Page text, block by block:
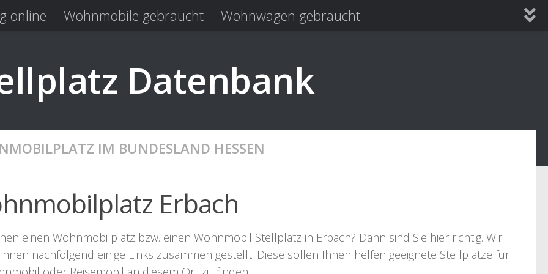
online Wohnmobile gebraucht
Wohnwagen gebraucht
Datenbank
IM BUNDESLAND HESSEN
Erbach
einen Wohnmobilplatz bzw. einen Wohnmobil Stellplatz in Erbach? Dann sind Sie hier richtig. Wir
nachfolgend einige Links zusammen gestellt. Diese sollen Ihnen helfen geeignete Stellplätze für